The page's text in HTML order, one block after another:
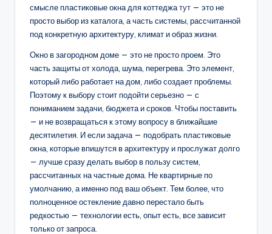
смысле пластиковые окна для коттеджатут — это не
просто выбор из каталога, а часть системы, рассчитанной
под конкретную архитектуру, климат и образ жизни.
Окно в загородном доме — это не просто проем. Это
часть защиты от холода, шума, перегрева. Это элемент,
который либо работает на дом, либо создает проблемы.
Поэтому к выбору стоит подойти серьезно — с
пониманием задачи, бюджета и сроков. Чтобы поставить
— и не возвращаться к этому вопросу в ближайшие
десятилетия. И если задача — подобрать пластиковые
окна, которые впишутся в архитектуру и прослужат долго
— лучше сразу делать выбор в пользу систем,
рассчитанных на частные дома. Не квартирные по
умолчанию, а именно под ваш объект. Тем более, что
полноценное остекление давно перестало быть
редкостью — технологии есть, опыт есть, все зависит
только от запроса.